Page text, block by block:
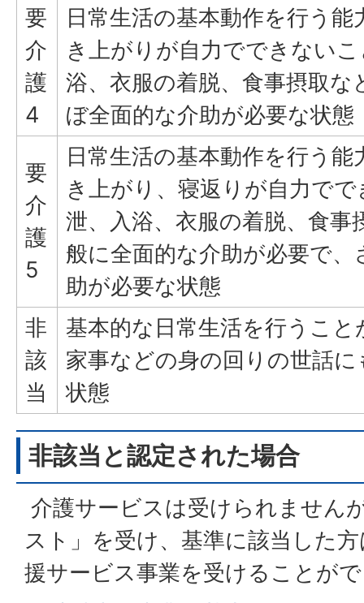
要
介
護
4
日常生活の基本動作を行う
き上がりが自力でできない
浴、衣服の着脱、食事摂取な
ぼ全面的な介助が必要な状態
要
介
護
5
日常生活の基本動作を行う
き上がり、寝返りが自力で
泄、入浴、衣服の着脱、食事
般に全面的な介助が必要で
助が必要な状態
非
該
当
基本的な日常生活を行うこ
家事などの身の回りの世話
状態
非該当と認定された場合
介護サービスは受けられません
スト」を受け、基準に該当した
援サービス事業を受けることが